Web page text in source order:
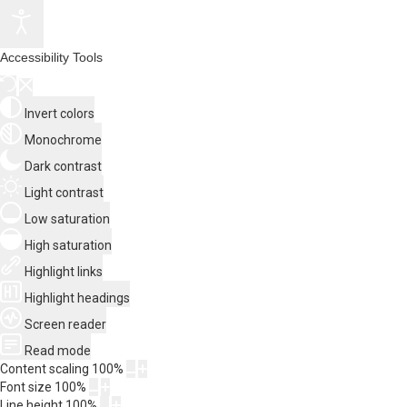
Accessibility Tools
Invert colors
Monochrome
Dark contrast
Light contrast
Low saturation
High saturation
Highlight links
Highlight headings
Screen reader
Read mode
Content scaling 100%
Font size 100%